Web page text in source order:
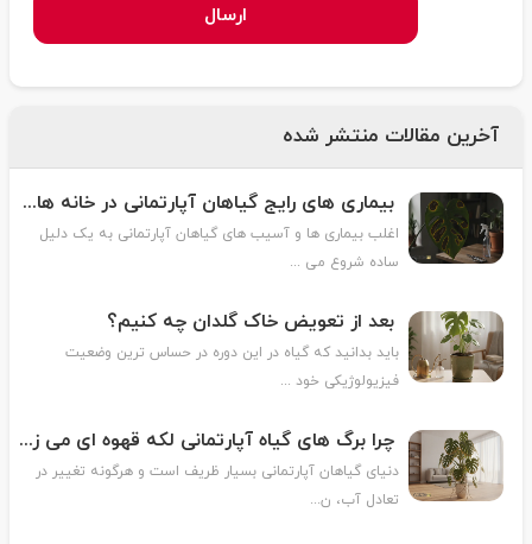
ارسال
آخرین مقالات منتشر شده
بیماری های رایج گیاهان آپارتمانی در خانه های ایرانی
اغلب بیماری ها و آسیب های گیاهان آپارتمانی به یک دلیل
ساده شروع می ...
بعد از تعویض خاک گلدان چه کنیم؟
باید بدانید که گیاه در این دوره در حساس ترین وضعیت
فیزیولوژیکی خود ...
چرا برگ های گیاه آپارتمانی لکه قهوه ای می زنند؟
دنیای گیاهان آپارتمانی بسیار ظریف است و هرگونه تغییر در
تعادل آب، ن...